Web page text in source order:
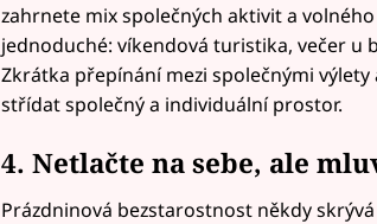
zahrnete mix společných aktivit a
jednoduché: víkendová turistika, večer u
Zkrátka přepínání mezi společnými
střídat společný a individuální prostor.
4. Netlačte na sebe, ale
Prázdninová bezstarostnost někdy